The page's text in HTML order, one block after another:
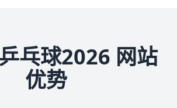
乓球2026 网站
优势